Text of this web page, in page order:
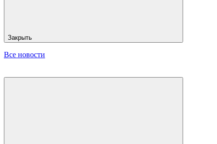
Закрыть
Все новости